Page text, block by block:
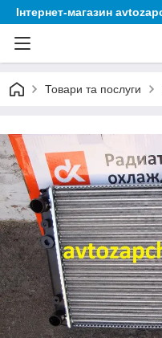
Інтернет-магазин
Товари та послуги